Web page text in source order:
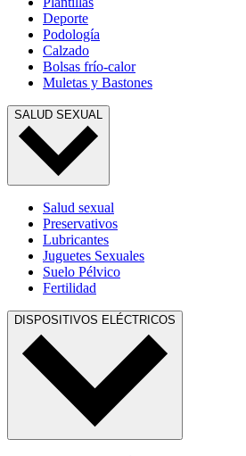
Deporte
Podología
Calzado
Bolsas frío-calor
Muletas y Bastones
SALUD SEXUAL
Salud sexual
Preservativos
Lubricantes
Juguetes Sexuales
Suelo Pélvico
Fertilidad
DISPOSITIVOS ELÉCTRICOS